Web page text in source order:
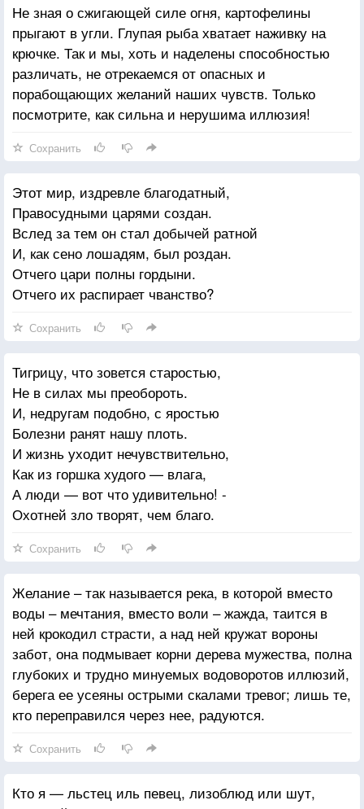
Не зная о сжигающей силе огня, картофелины
прыгают в угли. Глупая рыба хватает наживку на
крючке. Так и мы, хоть и наделены способностью
различать, не отрекаемся от опасных и
порабощающих желаний наших чувств. Только
посмотрите, как сильна и нерушима иллюзия!
Сохранить
Этот мир, издревле благодатный,
Правосудными царями создан.
Вслед за тем он стал добычей ратной
И, как сено лошадям, был роздан.
Отчего цари полны гордыни.
Отчего их распирает чванство?
Сохранить
Тигрицу, что зовется старостью,
Не в силах мы преобороть.
И, недругам подобно, с яростью
Болезни ранят нашу плоть.
И жизнь уходит нечувствительно,
Как из горшка худого — влага,
А люди — вот что удивительно! -
Охотней зло творят, чем благо.
Сохранить
Желание – так называется река, в которой вместо
воды – мечтания, вместо воли – жажда, таится в
ней крокодил страсти, а над ней кружат вороны
забот, она подмывает корни дерева мужества, полна
глубоких и трудно минуемых водоворотов иллюзий,
берега ее усеяны острыми скалами тревог; лишь те,
кто переправился через нее, радуются.
Сохранить
Кто я — льстец иль певец, лизоблюд или шут,